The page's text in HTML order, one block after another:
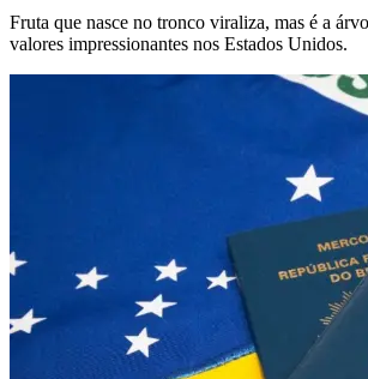
Fruta que nasce no tronco viraliza, mas é a
valores impressionantes nos Estados Unidos.